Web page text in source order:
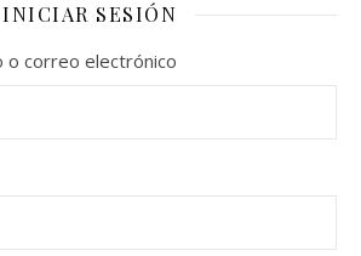
INICIAR SESIÓN
o correo electrónico